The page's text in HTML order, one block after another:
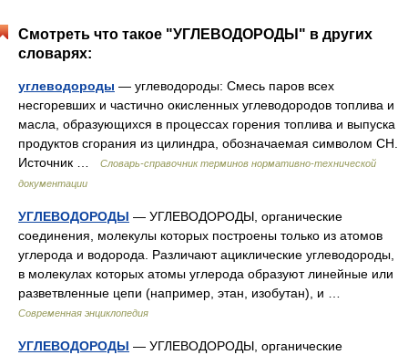
Смотреть что такое "УГЛЕВОДОРОДЫ" в других
словарях:
углеводороды — углеводороды: Смесь паров всех
несгоревших и частично окисленных углеводородов топлива и
масла, образующихся в процессах горения топлива и выпуска
продуктов сгорания из цилиндра, обозначаемая символом СН.
Источник …
Словарь-справочник терминов нормативно-технической
документации
УГЛЕВОДОРОДЫ — УГЛЕВОДОРОДЫ, органические
соединения, молекулы которых построены только из атомов
углерода и водорода. Различают ациклические углеводороды,
в молекулах которых атомы углерода образуют линейные или
разветвленные цепи (например, этан, изобутан), и …
Современная энциклопедия
УГЛЕВОДОРОДЫ — УГЛЕВОДОРОДЫ, органические